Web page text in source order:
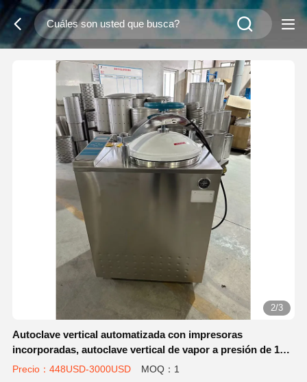
2/3
Autoclave vertical automatizada con impresoras
incorporadas, autoclave vertical de vapor a presión de 100
litros
Precio：448USD-3000USD MOQ：1